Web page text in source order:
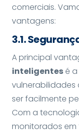
comerciais.
vantagens:
3.1.
A principal
inteligentes é
vulnerabilidades
ser facilmente
Com a
monitorados em